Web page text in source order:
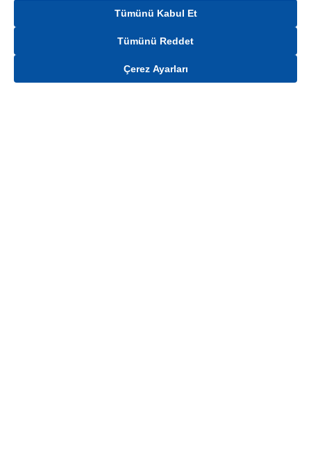
Gelince Haber Ver
Tümünü Kabul Et
Tümünü Reddet
Çerez Ayarları